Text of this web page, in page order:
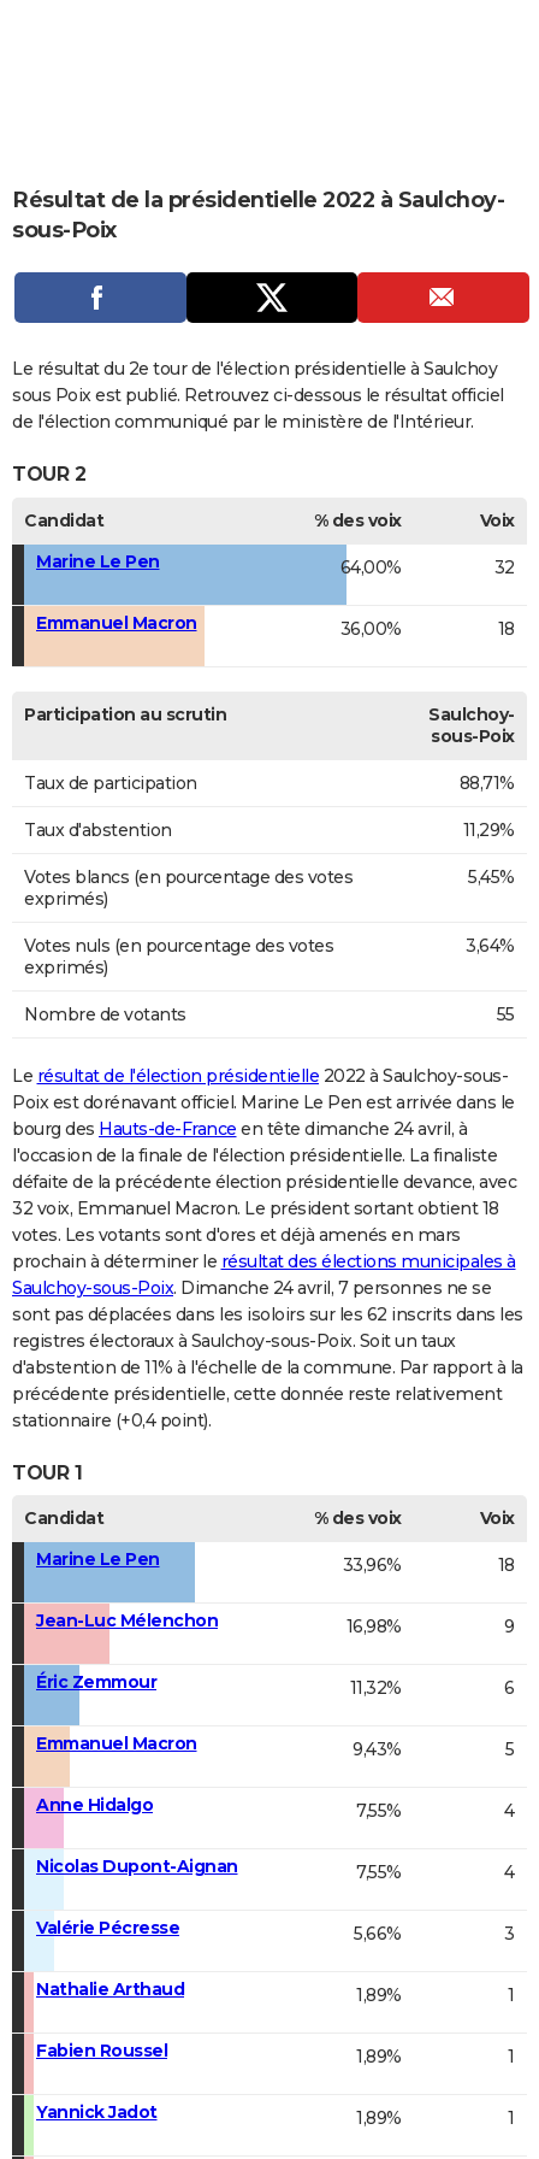
Carte de Noël
Carte Bonne année
Carte Saint-Valentin
Carte Pâques
Carte d'anniversaire
DICTIONNAIRE
PROGRAMME TV
COPAINS D'AVANT
S'inscrire
Se connecter
Lycées
Collèges
Primaires
Universités
Entreprises
Service militaire
Avis de recherche
AVIS DE DÉCÈS
FORUM
Bricolage
Lifestyle
Culture
Sport
Auto
Television
Voyage
Cinema
Résultat de la présidentielle 2022 à Saulchoy-
sous-Poix
Le résultat du 2e tour de l'élection présidentielle à Saulchoy
sous Poix est publié. Retrouvez ci-dessous le résultat officiel
de l'élection communiqué par le ministère de l'Intérieur.
TOUR 2
Candidat % des voix
Voix
Marine Le Pen
64,00% 32
Emmanuel Macron 36,00% 18
Participation au scrutin
Saulchoy-
sous-Poix
Taux de participation 88,71%
Taux d'abstention 11,29%
Votes blancs (en pourcentage des votes
exprimés)
5,45%
Votes nuls (en pourcentage des votes
exprimés)
3,64%
Nombre de votants 55
Le résultat de l'élection présidentielle 2022 à Saulchoy-sous-
Poix est dorénavant officiel. Marine Le Pen est arrivée dans le
bourg des Hauts-de-France en tête dimanche 24 avril, à
l'occasion de la finale de l'élection présidentielle. La finaliste
défaite de la précédente élection présidentielle devance, avec
32 voix, Emmanuel Macron. Le président sortant obtient 18
votes. Les votants sont d'ores et déjà amenés en mars
prochain à déterminer le résultat des élections municipales à
Saulchoy-sous-Poix. Dimanche 24 avril, 7 personnes ne se
sont pas déplacées dans les isoloirs sur les 62 inscrits dans les
registres électoraux à Saulchoy-sous-Poix. Soit un taux
d'abstention de 11% à l'échelle de la commune. Par rapport à la
précédente présidentielle, cette donnée reste relativement
stationnaire (+0,4 point).
TOUR 1
Candidat % des voix
Voix
Marine Le Pen
33,96% 18
Jean-Luc Mélenchon 16,98% 9
Éric Zemmour 11,32% 6
Emmanuel Macron 9,43% 5
Anne Hidalgo 7,55% 4
Nicolas Dupont-Aignan 7,55% 4
Valérie Pécresse 5,66% 3
Nathalie Arthaud 1,89% 1
Fabien Roussel 1,89% 1
Yannick Jadot 1,89% 1